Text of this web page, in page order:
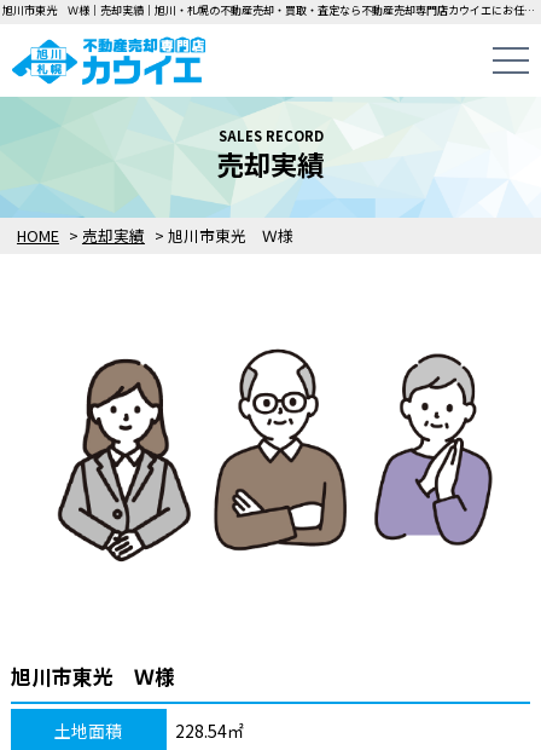
旭川市東光 Ｗ様｜売却実績｜旭川・札幌の不動産売却・買取・査定なら不動産売却専門店カウイエにお任せください！中古一戸建て・マンション・土地の即日無料査定・即金買取を行っています！
HOME > 売却実績 > 旭川市東光 Ｗ様
SALES RECORD
売却実績
旭川市東光 Ｗ様
土地面積 228.54㎡